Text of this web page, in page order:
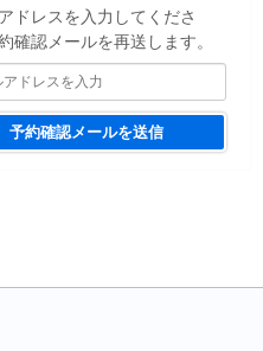
ドレスを入力してくださ
確認メールを再送します。
予約確認メールを送信